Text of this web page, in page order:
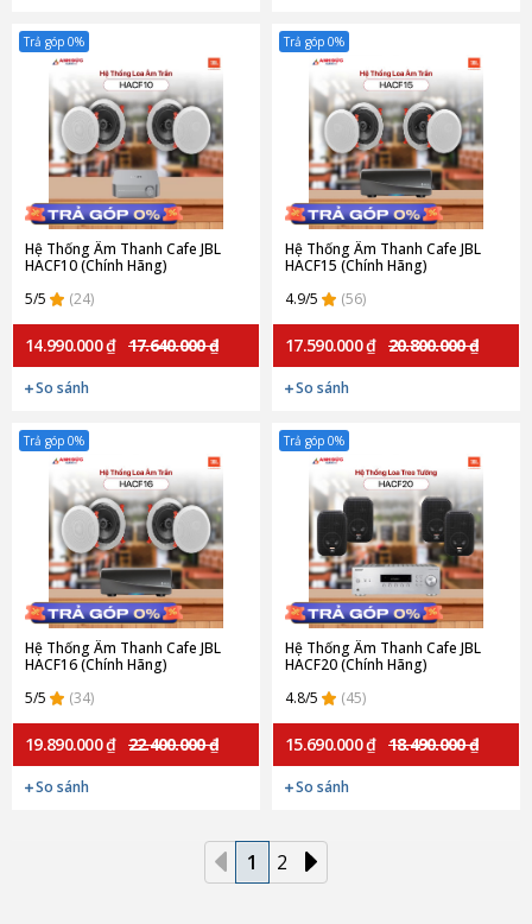
Trả góp 0%
Hệ Thống Âm Thanh Cafe JBL
HACF10 (Chính Hãng)
5/5
(24)
14.990.000 ₫ 17.640.000 ₫
So sánh
Trả góp 0%
Hệ Thống Âm Thanh Cafe JBL
HACF15 (Chính Hãng)
4.9/5
(56)
17.590.000 ₫ 20.800.000 ₫
So sánh
Trả góp 0%
Hệ Thống Âm Thanh Cafe JBL
HACF16 (Chính Hãng)
5/5
(34)
19.890.000 ₫ 22.400.000 ₫
So sánh
Trả góp 0%
Hệ Thống Âm Thanh Cafe JBL
HACF20 (Chính Hãng)
4.8/5
(45)
15.690.000 ₫ 18.490.000 ₫
So sánh
1 2